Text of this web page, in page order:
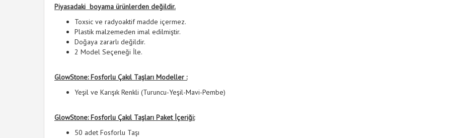
Piyasadaki boyama ürünlerden değildir.
Toxsic ve radyoaktif madde içermez.
Plastik malzemeden imal edilmiştir.
Doğaya zararlı değildir.
2 Model Seçeneği İle.
GlowStone: Fosforlu Çakıl Taşları Modeller :
Yeşil ve Karışık Renkli (Turuncu-Yeşil-Mavi-Pembe)
GlowStone: Fosforlu Çakıl Taşları Paket İçeriği:
50 adet Fosforlu Taşı